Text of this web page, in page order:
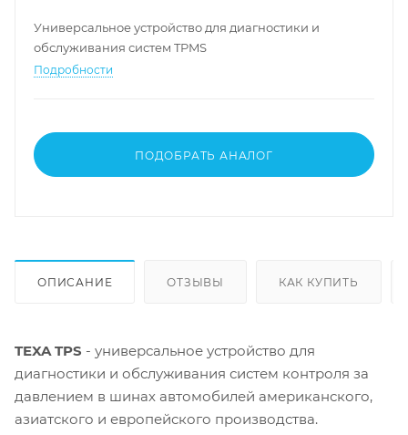
Универсальное устройство для диагностики и
обслуживания систем TPMS
Подробности
ПОДОБРАТЬ АНАЛОГ
ОПИСАНИЕ ОТЗЫВЫ КАК КУПИТЬ
TEXA TPS - универсальное устройство для
диагностики и обслуживания систем контроля за
давлением в шинах автомобилей американского,
азиатского и европейского производства.